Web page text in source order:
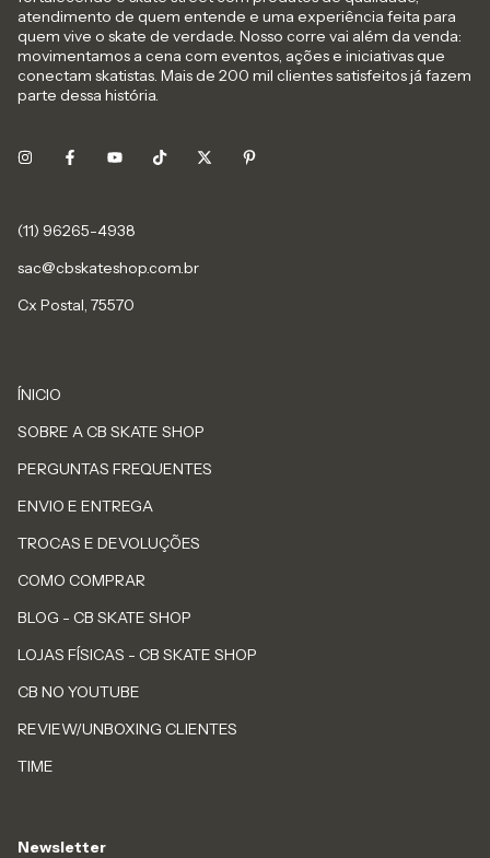
atendimento de quem entende e uma experiência feita para
quem vive o skate de verdade. Nosso corre vai além da venda:
movimentamos a cena com eventos, ações e iniciativas que
conectam skatistas. Mais de 200 mil clientes satisfeitos já fazem
parte dessa história.
sac@cbskateshop.com.br
Cx Postal, 75570
ÍNICIO
SOBRE A CB SKATE SHOP
PERGUNTAS FREQUENTES
ENVIO E ENTREGA
TROCAS E DEVOLUÇÕES
COMO COMPRAR
BLOG - CB SKATE SHOP
LOJAS FÍSICAS - CB SKATE SHOP
CB NO YOUTUBE
REVIEW/UNBOXING CLIENTES
TIME
Newsletter